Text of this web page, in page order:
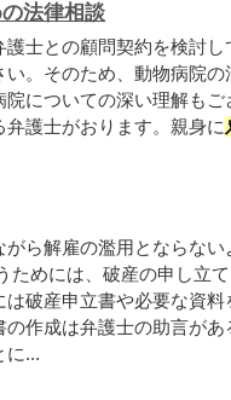
法律相談
士との顧問契約を検討
。そのため、動物病院
についての深い理解もご
護士がおります。親身に
ら解雇の濫用とならない
ためには、破産の申し立
破産申立書や必要な資
作成は弁護士の助言が
に...